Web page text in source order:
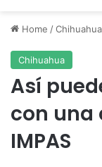
Home /Chihuahua
Chihuahua
Así
con una
IMPAS